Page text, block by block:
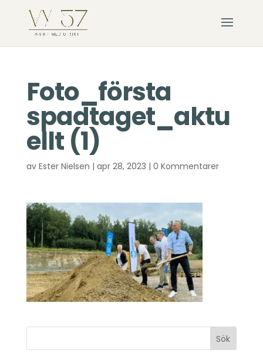
Foto_första
spadtaget_aktu
ellt (1)
av Ester Nielsen | apr 28, 2023 | 0 Kommentarer
Sök